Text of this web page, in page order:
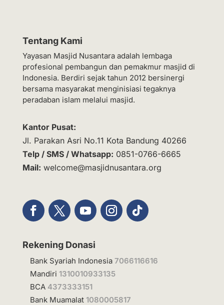
Tentang Kami
Yayasan Masjid Nusantara adalah lembaga
profesional pembangun dan pemakmur masjid di
Indonesia. Berdiri sejak tahun 2012 bersinergi
bersama masyarakat menginisiasi tegaknya
peradaban islam melalui masjid.
Kantor Pusat:
Jl. Parakan Asri No.11 Kota Bandung 40266
Telp / SMS / Whatsapp: 0851-0766-6665
Mail: welcome@masjidnusantara.org
Rekening Donasi
Bank Syariah Indonesia 7066116616
Mandiri 1310010933135
BCA 4373333151
Bank Muamalat 1080005817